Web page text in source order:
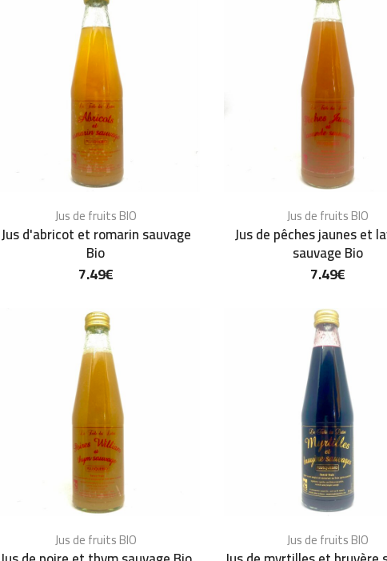
Jus de fruits BIO
Jus d'abricot et romarin sauvage
Bio
7.49€
Jus de fruits BIO
Jus de pêches jaunes et
sauvage Bio
7.49€
Jus de fruits BIO Jus de fruits BIO